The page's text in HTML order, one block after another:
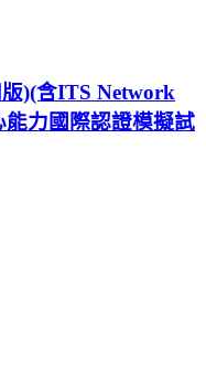
)(含ITS Network
力國際認證模擬試